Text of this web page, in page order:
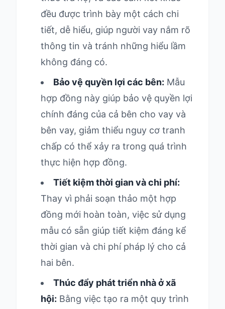
đều được trình bày một cách chi
tiết, dễ hiểu, giúp người vay nắm rõ
thông tin và tránh những hiểu lầm
không đáng có.
Bảo vệ quyền lợi các bên: Mẫu
hợp đồng này giúp bảo vệ quyền lợi
chính đáng của cả bên cho vay và
bên vay, giảm thiểu nguy cơ tranh
chấp có thể xảy ra trong quá trình
thực hiện hợp đồng.
Tiết kiệm thời gian và chi phí:
Thay vì phải soạn thảo một hợp
đồng mới hoàn toàn, việc sử dụng
mẫu có sẵn giúp tiết kiệm đáng kể
thời gian và chi phí pháp lý cho cả
hai bên.
Thúc đẩy phát triển nhà ở xã
hội: Bằng việc tạo ra một quy trình